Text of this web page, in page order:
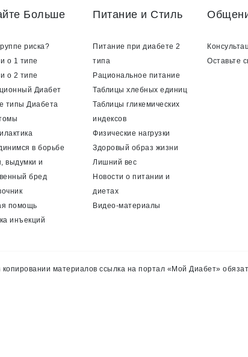
Больше
риска?
о 1 типе
о 2 типе
Диабет
типы Диабета
в борьбе
выдумки и
бред
помощь
инъекций
Питание и Стиль
Питание при диабете 2
типа
Рациональное питание
Таблицы хлебных единиц
Таблицы гликемических
индексов
Физические нагрузки
Здоровый образ жизни
Лишний вес
Новости о питании и
диетах
Видео-материалы
Оставьте
материалов ссылка на портал «Мой Диабет»